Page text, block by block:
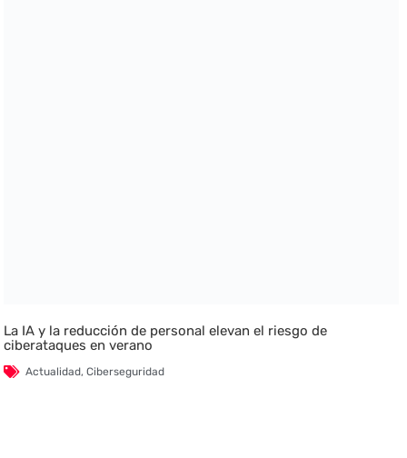
La IA y la reducción de personal elevan el riesgo de
ciberataques en verano
Actualidad,Ciberseguridad